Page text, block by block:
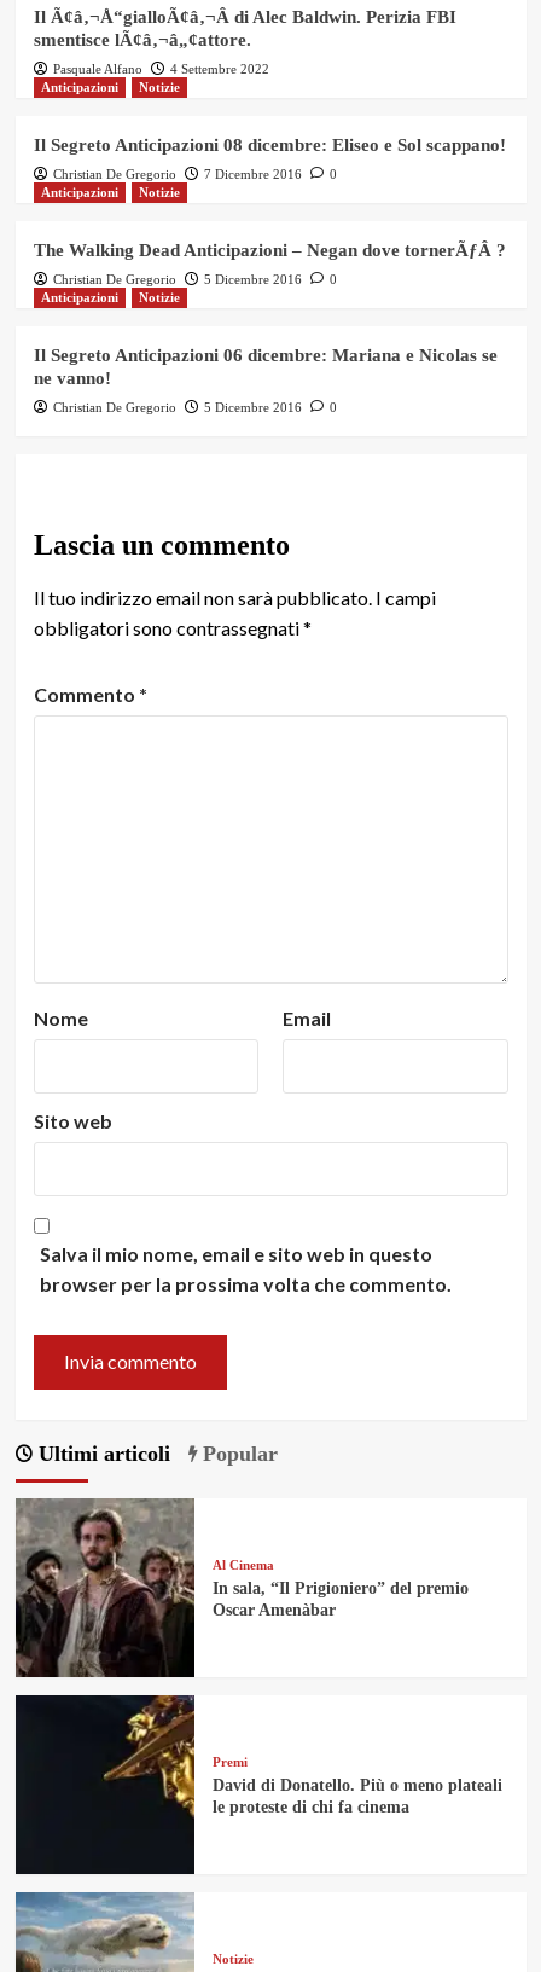
Il Ã¢â‚¬Å“gialloÃ¢â‚¬Â di Alec Baldwin. Perizia FBI
smentisce lÃ¢â‚¬â„¢attore.
Pasquale Alfano
4 Settembre 2022
Anticipazioni
Notizie
Il Segreto Anticipazioni 08 dicembre: Eliseo e Sol scappano!
Christian De Gregorio 7 Dicembre 2016
0
Anticipazioni
Notizie
The Walking Dead Anticipazioni – Negan dove tornerÃƒÂ ?
Christian De Gregorio 5 Dicembre 2016
0
Anticipazioni
Notizie
Il Segreto Anticipazioni 06 dicembre: Mariana e Nicolas se
ne vanno!
Christian De Gregorio 5 Dicembre 2016 0
Lascia un commento
Il tuo indirizzo email non sarà pubblicato. I campi
obbligatori sono contrassegnati*
Commento *
Nome Email
Sito web
Salva il mio nome, email e sito web in questo
browser per la prossima volta che commento.
Ultimi articoli Popular
Al Cinema
In sala, “Il Prigioniero” del premio
Oscar Amenàbar
Premi
David di Donatello. Più o meno plateali
le proteste di chi fa cinema
Notizie